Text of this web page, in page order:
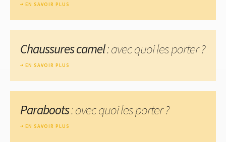
EN SAVOIR PLUS
Chaussures camel: avec quoi les porter ?
EN SAVOIR PLUS
Paraboots: avec quoi les porter ?
EN SAVOIR PLUS